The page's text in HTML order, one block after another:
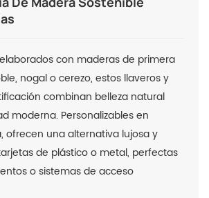
con maderas de primera
nogal o cerezo, estos llaveros y
combinan belleza natural
moderna. Personalizables en
ofrecen una alternativa lujosa y
de plástico o metal, perfectas
o sistemas de acceso